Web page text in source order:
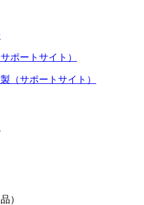
ポートサイト）
（サポートサイト）
）